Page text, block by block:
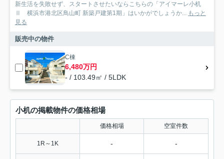
新生活を失敗せず、スタートさせたいならこちらの「アイマーレ小机
Ⅱ 横浜市港北区鳥山町 新築戸建第1期」はいかがでしょうか... もっと
見る
販売中の物件
C棟
6,480万円
- / 103.49㎡ / 5LDK
小机の掲載物件の価格相場
価格相場 空室件数
1R～1K - -